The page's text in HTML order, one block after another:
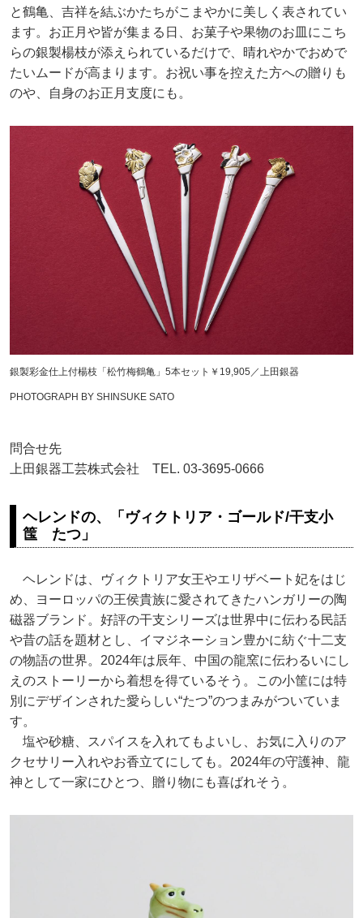
と鶴亀、吉祥を結ぶかたちがこまやかに美しく表されてい
ます。お正月や皆が集まる日、お菓子や果物のお皿にこち
らの銀製楊枝が添えられているだけで、晴れやかでおめで
たいムードが高まります。お祝い事を控えた方への贈りも
のや、自身のお正月支度にも。
銀製彩金仕上付楊枝「松竹梅鶴亀」5本セット￥19,905／上田銀器
PHOTOGRAPH BY SHINSUKE SATO
問合せ先
上田銀器工芸株式会社 TEL. 03-3695-0666
ヘレンドの、「ヴィクトリア・ゴールド/干支小
筺 たつ」
ヘレンドは、ヴィクトリア女王やエリザベート妃をはじ
め、ヨーロッパの王侯貴族に愛されてきたハンガリーの陶
磁器ブランド。好評の干支シリーズは世界中に伝わる民話
や昔の話を題材とし、イマジネーション豊かに紡ぐ十二支
の物語の世界。2024年は辰年、中国の龍窯に伝わるいにし
えのストーリーから着想を得ているそう。この小筐には特
別にデザインされた愛らしい“たつ”のつまみがついていま
す。
塩や砂糖、スパイスを入れてもよいし、お気に入りのア
クセサリー入れやお香立てにしても。2024年の守護神、龍
神として一家にひとつ、贈り物にも喜ばれそう。